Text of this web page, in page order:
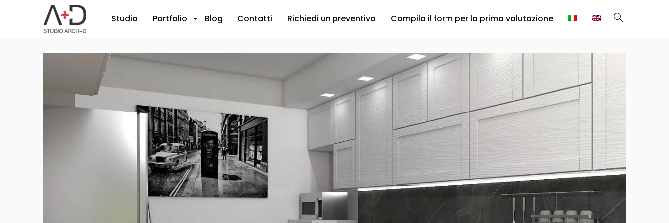
Studio Portfolio Blog Contatti Richiedi un preventivo Compila il form per la prima valutazione